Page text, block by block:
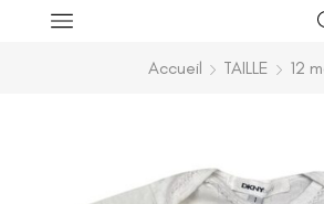
Accueil TAILLE 12